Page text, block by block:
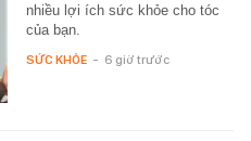
nhiều lợi ích sức khỏe cho tóc
của bạn.
SỨC KHỎE - 6 giờ trước